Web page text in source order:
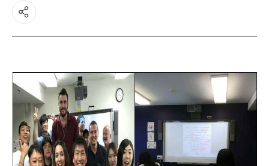
유학가이드
뉴질랜드
일본
어학연수 정보